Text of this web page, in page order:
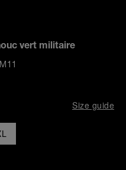
vert militaire
Size guide